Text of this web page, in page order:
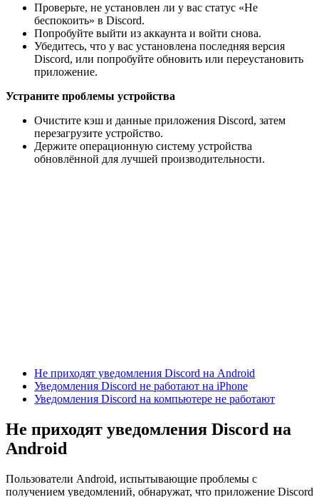
Проверьте, не установлен ли у вас статус «Не
беспокоить» в Discord.
Попробуйте выйти из аккаунта и войти снова.
Убедитесь, что у вас установлена последняя версия
Discord, или попробуйте обновить или переустановить
приложение.
Устраните проблемы устройства
Очистите кэш и данные приложения Discord, затем
перезагрузите устройство.
Держите операционную систему устройства
обновлённой для лучшей производительности.
Не приходят уведомления Discord на Android
Уведомления Discord не работают на iPhone
Уведомления Discord на компьютере не работают
Не приходят уведомления Discord на
Android
Пользователи Android, испытывающие проблемы с
получением уведомлений, обнаружат, что приложение Discord